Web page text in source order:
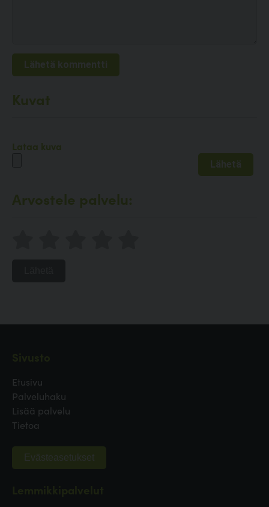
Kuvat
Lataa kuva
Arvostele palvelu:
Etusivu
Palveluhaku
Lisää palvelu
Tietoa
Evästeasetukset